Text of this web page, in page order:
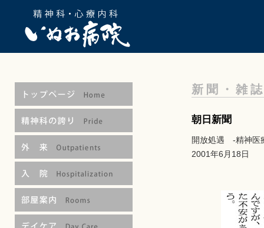
新聞・雑
朝日新聞
開放処遇 -精神医
2001年6月18日